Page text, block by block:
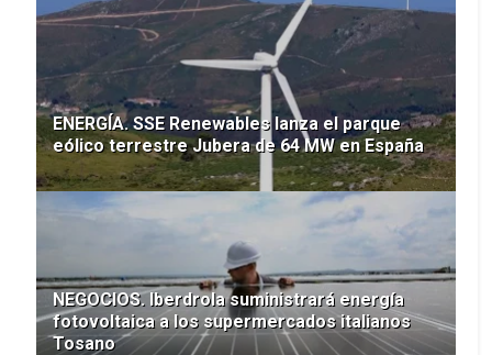
ENERGÍA. SSE Renewables lanza el parque
eólico terrestre Jubera de 64 MW en España
NEGOCIOS. Iberdrola suministrará energía
fotovoltaica a los supermercados italianos
Tosano